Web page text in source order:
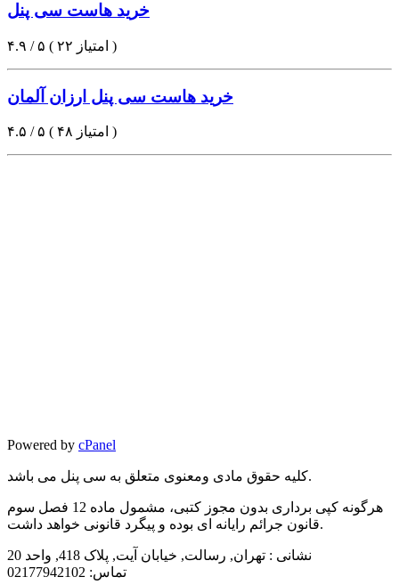
خرید هاست سی پنل
۴.۹ / ۵ ( ۲۲ امتیاز )
خرید هاست سی پنل ارزان آلمان
۴.۵ / ۵ ( ۴۸ امتیاز )
Powered by cPanel
کلیه حقوق مادی ومعنوی متعلق به سی پنل می باشد.
هرگونه کپی برداری بدون مجوز کتبی، مشمول ماده 12 فصل سوم
قانون جرائم رایانه ای بوده و پیگرد قانونی خواهد داشت.
نشانی : تهران, رسالت, خیابان آیت, پلاک 418, واحد 20
تماس: